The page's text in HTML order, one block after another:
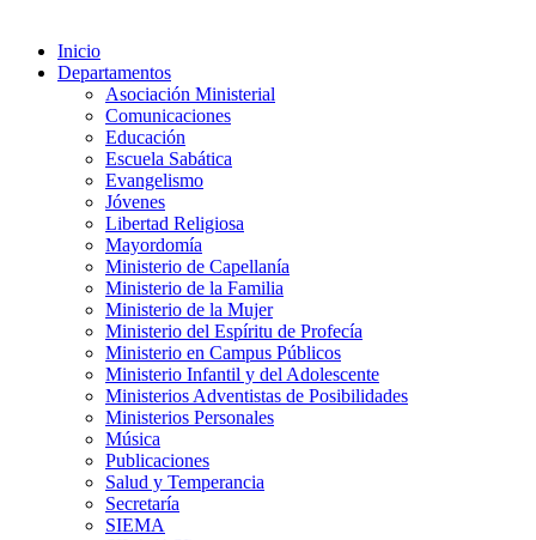
Inicio
Departamentos
Asociación Ministerial
Comunicaciones
Educación
Escuela Sabática
Evangelismo
Jóvenes
Libertad Religiosa
Mayordomía
Ministerio de Capellanía
Ministerio de la Familia
Ministerio de la Mujer
Ministerio del Espíritu de Profecía
Ministerio en Campus Públicos
Ministerio Infantil y del Adolescente
Ministerios Adventistas de Posibilidades
Ministerios Personales
Música
Publicaciones
Salud y Temperancia
Secretaría
SIEMA